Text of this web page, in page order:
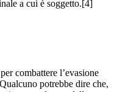
a cui è soggetto.[4]
combattere l’evasione
potrebbe dire che,